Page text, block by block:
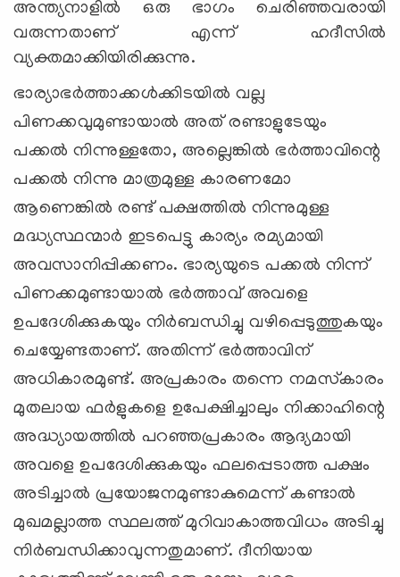
അന്ത്യനാളില്‍ ഒരു ഭാഗം ചെരിഞ്ഞവരായി
വരുന്നതാണ് എന്ന് ഹദീസില്‍
വ്യക്തമാക്കിയിരിക്കുന്നു.
ഭാര്യാഭര്‍ത്താക്കള്‍ക്കിടയില്‍ വല്ല
പിണക്കവുമുണ്ടായാല്‍ അത് രണ്ടാളുടേയും
പക്കല്‍ നിന്നുള്ളതോ, അല്ലെങ്കില്‍ ഭര്‍ത്താവിന്റെ
പക്കല്‍ നിന്നു മാത്രമുള്ള കാരണമോ
ആണെങ്കില്‍ രണ്ട് പക്ഷത്തില്‍ നിന്നുമുള്ള
മദ്ധ്യസ്ഥന്മാര്‍ ഇടപെട്ടു കാര്യം രമ്യമായി
അവസാനിപ്പിക്കണം. ഭാര്യയുടെ പക്കല്‍ നിന്ന്
പിണക്കമുണ്ടായാല്‍ ഭര്‍ത്താവ് അവളെ
ഉപദേശിക്കുകയും നിര്‍ബന്ധിച്ചു വഴിപ്പെടുത്തുകയും
ചെയ്യേണ്ടതാണ്. അതിന്ന് ഭര്‍ത്താവിന്
അധികാരമുണ്ട്. അപ്രകാരം തന്നെ നമസ്‌കാരം
മുതലായ ഫര്‍ളുകളെ ഉപേക്ഷിച്ചാലും നിക്കാഹിന്റെ
അദ്ധ്യായത്തില്‍ പറഞ്ഞപ്രകാരം ആദ്യമായി
അവളെ ഉപദേശിക്കുകയും ഫലപ്പെടാത്ത പക്ഷം
അടിച്ചാല്‍ പ്രയോജനമുണ്ടാകുമെന്ന് കണ്ടാല്‍
മുഖമല്ലാത്ത സ്ഥലത്ത് മുറിവാകാത്തവിധം അടിച്ചു
നിര്‍ബന്ധിക്കാവുന്നതുമാണ്. ദീനിയായ